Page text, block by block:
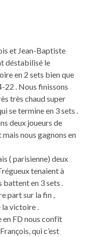
et Jean-Baptiste
déstabilisé le
en 2 sets bien que
22 . Nous finissons
très chaud super
se termine en 3 sets .
deux joueurs de
nous gagnons en
( parisienne) deux
tenaient à
en 3 sets .
part sur la fin ,
la victoire .
en FD nous confît
qui c’est